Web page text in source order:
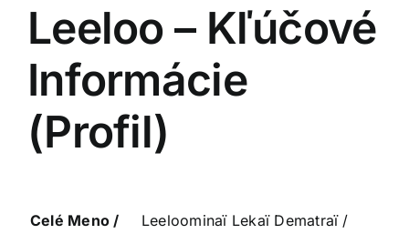
Leeloo – Kľúčové
Informácie
(Profil)
Celé Meno /
Leeloominaï Lekaï Dematraï /